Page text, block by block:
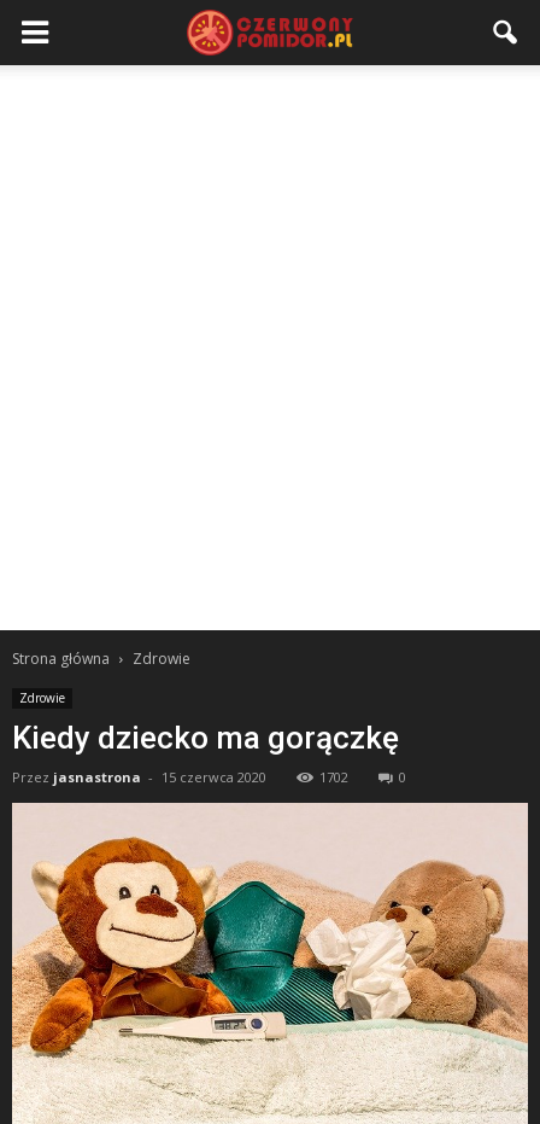
Strona główna Zdrowie
Zdrowie
Kiedy dziecko ma gorączkę
Przez jasnastrona - 15 czerwca 2020 1702 0